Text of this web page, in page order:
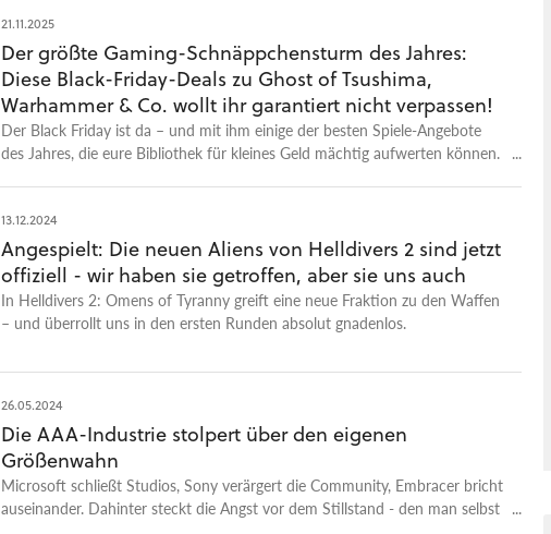
21.11.2025
Der größte Gaming-Schnäppchensturm des Jahres:
Diese Black-Friday-Deals zu Ghost of Tsushima,
Warhammer & Co. wollt ihr garantiert nicht verpassen!
Der Black Friday ist da – und mit ihm einige der besten Spiele-Angebote
des Jahres, die eure Bibliothek für kleines Geld mächtig aufwerten können.
13.12.2024
Angespielt: Die neuen Aliens von Helldivers 2 sind jetzt
offiziell - wir haben sie getroffen, aber sie uns auch
In Helldivers 2: Omens of Tyranny greift eine neue Fraktion zu den Waffen
– und überrollt uns in den ersten Runden absolut gnadenlos.
26.05.2024
Die AAA-Industrie stolpert über den eigenen
Größenwahn
Microsoft schließt Studios, Sony verärgert die Community, Embracer bricht
auseinander. Dahinter steckt die Angst vor dem Stillstand - den man selbst